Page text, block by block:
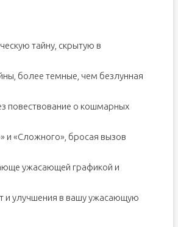
тайну, скрытую в
более темные, чем безлунная
повествование о кошмарных
и «Сложного», бросая вызов
ужасающей графикой и
и улучшения в вашу ужасающую